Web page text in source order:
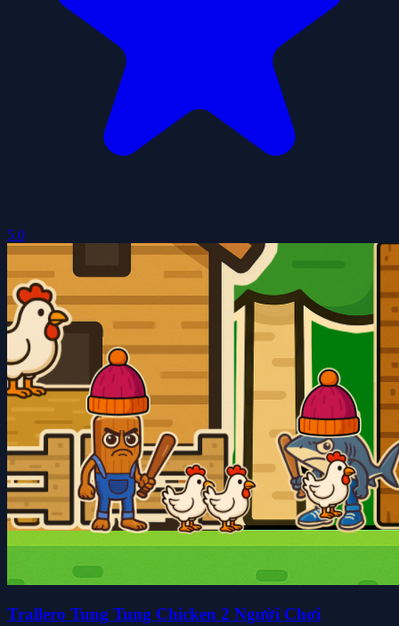
5.0
Trallero Tung Tung Chicken 2 Người Chơi